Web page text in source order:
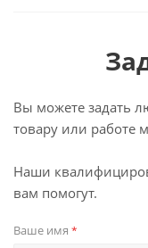
Вы можете задать
товару или работе
Наши
вам помогут.
Ваше имя *